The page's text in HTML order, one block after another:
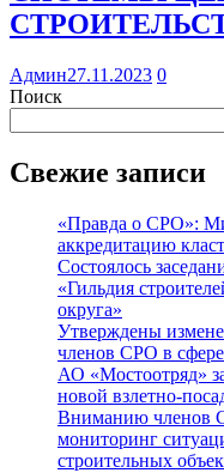
Админ27.11.2023 0
Поиск
Свежие записи
«Правда о СРО»:
аккредитацию
Состоялось
«Гильдия
округа»
Утверждены
членов СРО в сфере
АО «Мостоотряд»
новой взлетно-
Вниманию
мониторинг
строительных